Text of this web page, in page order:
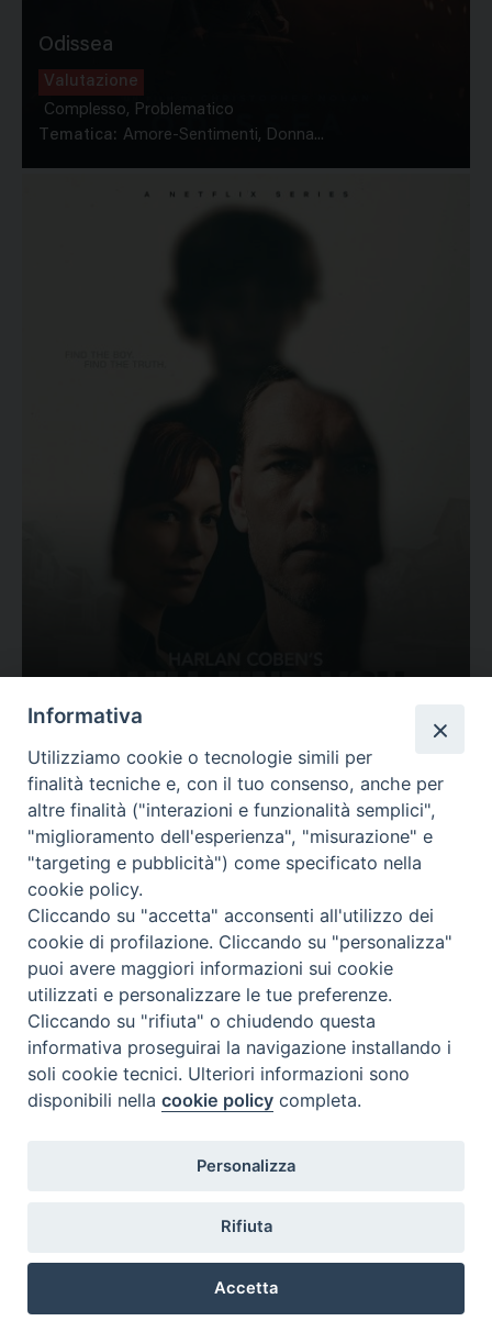
Odissea
Valutazione
Complesso, Problematico
Tematica: Amore-Sentimenti, Donna...
Valutazione
Complesso, Problematico
Tematica: Amore-Sentimenti, Carcere...
Contatti & Info
C.ne Aurelia, 50 – 00165 Roma
Contatti
Scrivi a: cnvf@chiesacattolica.it
Informativa
Utilizziamo cookie o tecnologie simili per
finalità tecniche e, con il tuo consenso, anche per
altre finalità ("interazioni e funzionalità semplici",
"miglioramento dell'esperienza", "misurazione" e
"targeting e pubblicità") come specificato nella
cookie policy.
Cliccando su "accetta" acconsenti all'utilizzo dei
cookie di profilazione. Cliccando su "personalizza"
puoi avere maggiori informazioni sui cookie
utilizzati e personalizzare le tue preferenze.
Cliccando su "rifiuta" o chiudendo questa
informativa proseguirai la navigazione installando i
soli cookie tecnici. Ulteriori informazioni sono
disponibili nellacookie policy completa.
Personalizza
Rifiuta
Accetta